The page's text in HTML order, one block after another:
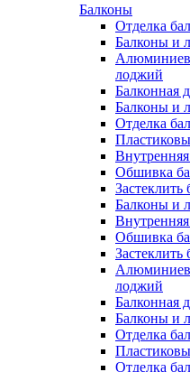
Балконы
Отделка
Балконы и
лоджий
Балконная
Балконы и
Отделка
Обшивка
Балконы и
Обшивка
лоджий
Балконная
Балконы и
Отделка
Отделка